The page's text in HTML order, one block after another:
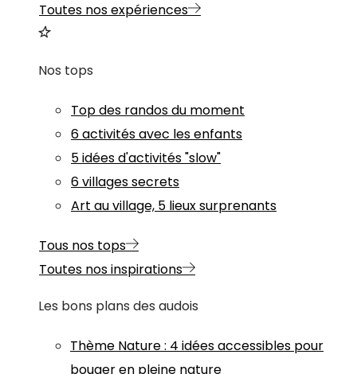
Toutes nos expériences
Nos tops
Top des randos du moment
6 activités avec les enfants
5 idées d'activités "slow"
6 villages secrets
Art au village, 5 lieux surprenants
Tous nos tops
Toutes nos inspirations
Les bons plans des audois
Thème Nature: 4 idées accessibles pour
bouger en pleine nature